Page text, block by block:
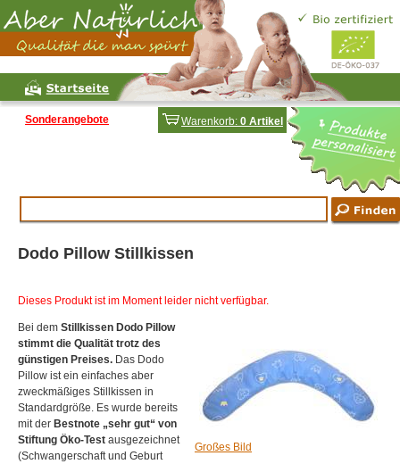
Warenkorb: 0 Artikel
Sonderangebote
Dodo Pillow Stillkissen
Dieses Produkt ist im Moment leider nicht verfügbar.
Großes Bild
Bei dem Stillkissen Dodo Pillow
stimmt die Qualität trotz des
günstigen Preises. Das Dodo
Pillow ist ein einfaches aber
zweckmäßiges Stillkissen in
Standardgröße. Es wurde bereits
mit der Bestnote „sehr gut“ von
Stiftung Öko-Test ausgezeichnet
(Schwangerschaft und Geburt